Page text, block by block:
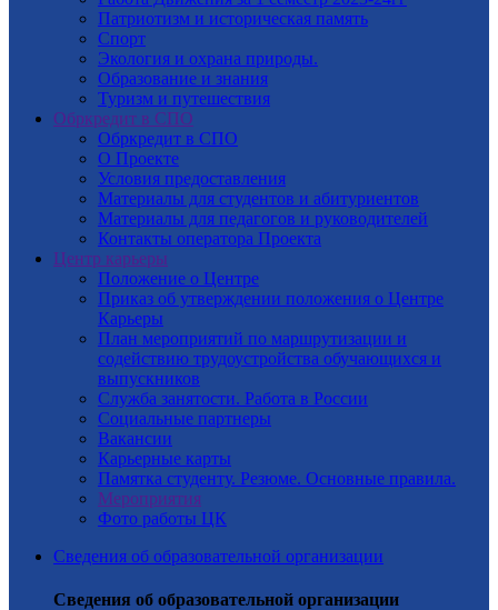
Патриотизм и историческая память
Спорт
Экология и охрана природы.
Образование и знания
Туризм и путешествия
Обркредит в СПО
Обркредит в СПО
О Проекте
Условия предоставления
Материалы для студентов и абитуриентов
Материалы для педагогов и руководителей
Контакты оператора Проекта
Центр карьеры
Положение о Центре
Приказ об утверждении положения о Центре
Карьеры
План мероприятий по маршрутизации и
содействию трудоустройства обучающихся и
выпускников
Служба занятости. Работа в России
Социальные партнеры
Вакансии
Карьерные карты
Памятка студенту. Резюме. Основные правила.
Мероприятия
Фото работы ЦК
Сведения об образовательной организации
Сведения об образовательной организации